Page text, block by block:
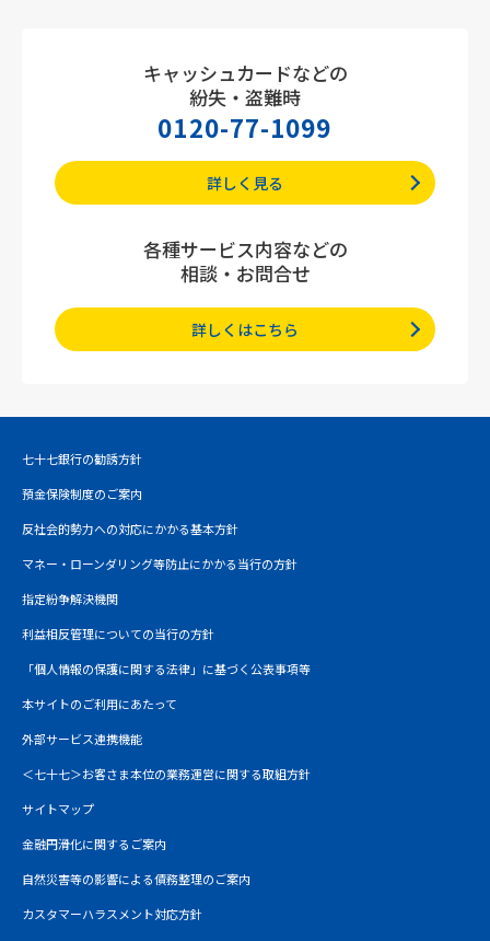
キャッシュカードなどの
紛失・盗難時
0120-77-1099
詳しく見る
各種サービス内容などの
相談・お問合せ
詳しくはこちら
七十七銀行の勧誘方針
預金保険制度のご案内
反社会的勢力への対応にかかる基本方針
マネー・ローンダリング等防止にかかる当行の方針
指定紛争解決機関
利益相反管理についての当行の方針
「個人情報の保護に関する法律」に基づく公表事項等
本サイトのご利用にあたって
外部サービス連携機能
＜七十七＞お客さま本位の業務運営に関する取組方針
サイトマップ
金融円滑化に関するご案内
自然災害等の影響による債務整理のご案内
カスタマーハラスメント対応方針